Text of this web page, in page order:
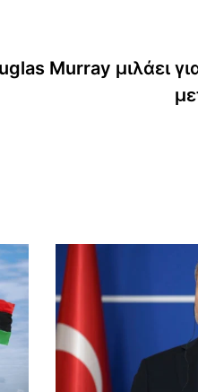
Murray μιλάει